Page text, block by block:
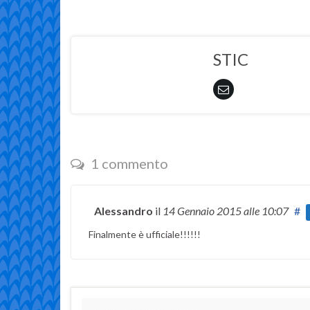
STIC
1 commento
Alessandro il 14 Gennaio 2015alle 10:07 #
Finalmente è ufficiale!!!!!!